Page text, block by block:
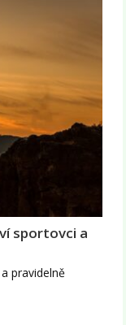
sportovci a
pravidelně